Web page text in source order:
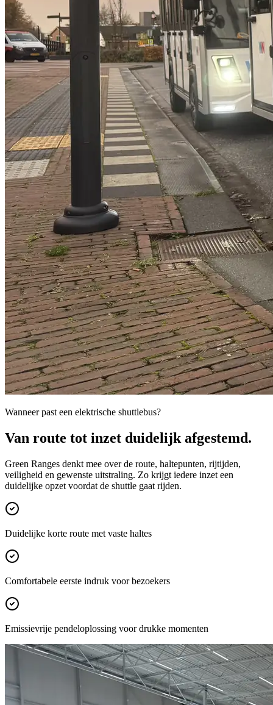
Wanneer past een elektrische shuttlebus?
Van route tot inzet duidelijk afgestemd.
Green Ranges denkt mee over de route, haltepunten, rijtijden,
veiligheid en gewenste uitstraling. Zo krijgt iedere inzet een
duidelijke opzet voordat de shuttle gaat rijden.
Duidelijke korte route met vaste haltes
Comfortabele eerste indruk voor bezoekers
Emissievrije pendeloplossing voor drukke momenten